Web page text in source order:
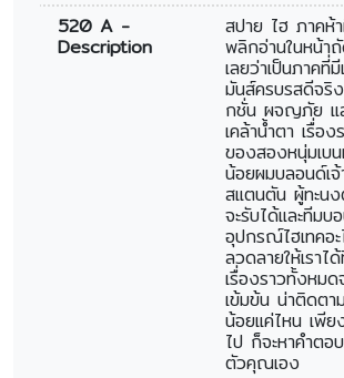
520 A -
Description
สปาย ไฮ ภาคห้
พลิกอ่านในหน้า
เลยว่าเป็นภาคที่
มันส์ครบรสดีจริ
กชั่น ผจญภัย แล
เคล้าน้ำตา เรื่อง
ของสองหนุ่มเบ
น้อยผมบลอนด์เ
สแตนตัน ผู้ทะน
จะรับได้และทีมบ
อุปกรณ์ไฮเทคอะ
ลวดลายให้เรา
เรื่องราวทั้งหมด
เข้มข้น น่าติดตา
น้อยแค่ไหน เพี
ไป ก็จะหาคำต
ตัวคุณเอง